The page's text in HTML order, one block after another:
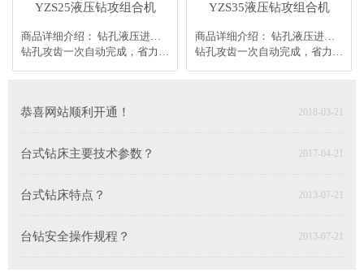
YZS25液压钻攻组合机
商品详细介绍： 钻孔液压进刀，攻齿丝套进刀变频调速，进给稳定。
钻孔攻齿一次自动完成，省力高效。也可单机使用。
YZS35液压钻攻组合机
商品详细介绍： 钻孔液压进刀，攻齿丝套进刀变频调速，进给稳定。
钻孔攻齿一次自动完成，省力高效。也可单机使用。
恭喜网站顺利开通！ 2018-03-21
台式钻床主要技术参数？ 2017-04-21
台式钻床特点？ 2013-07-21
台钻安全操作规程？ 2013-07-21